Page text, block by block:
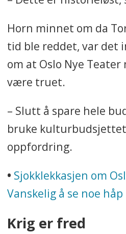
Horn minnet om da
tid ble reddet, var det
om at Oslo Nye
være truet.
– Slutt å spare hele
bruke
oppfordring.
• Sjokklekkasjen om
Vanskelig å se noe håp
Krig er fred